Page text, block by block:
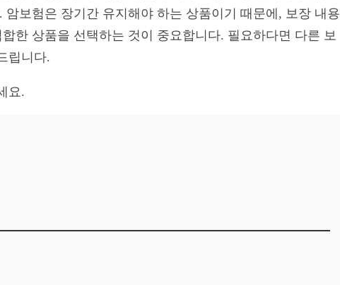
보험은 장기간 유지해야 하는 상품이기 때문에, 보장 내용
한 상품을 선택하는 것이 중요합니다. 필요하다면 다른 보
립니다.
요.